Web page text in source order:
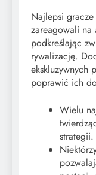
Najlepsi
zareagowali na
podkreślając
rywalizację.
ekskluzywnych
poprawić ich
Wielu
strategii.